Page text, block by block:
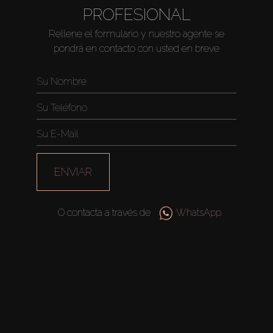
Sobre Plano
Agentes
About Us
PROFESIONAL
Rellene el formulario y nuestro agente se
pondrá en contacto con usted en breve
ENVIAR
O contacta a través de WhatsApp